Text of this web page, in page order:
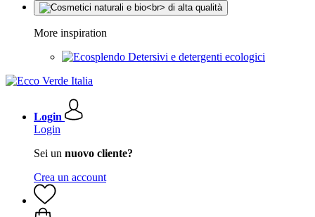
More inspiration
Detersivi e detergenti ecologici
Login
Login
Sei un nuovo cliente?
Crea un account